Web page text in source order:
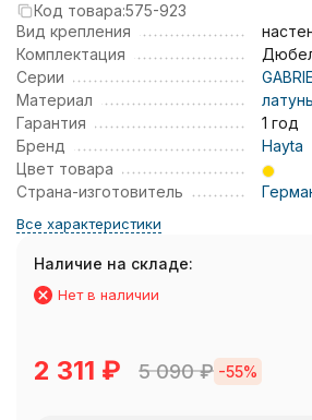
Код товара:575-923
Вид крепления
Комплектация
Серии
Материал
латунь
Гарантия
1 год
Бренд
Hayta
Цвет товара
Страна-изготовитель
Все характеристики
Наличие на складе:
Нет в наличии
2 311 ₽ 5 090₽ -55%